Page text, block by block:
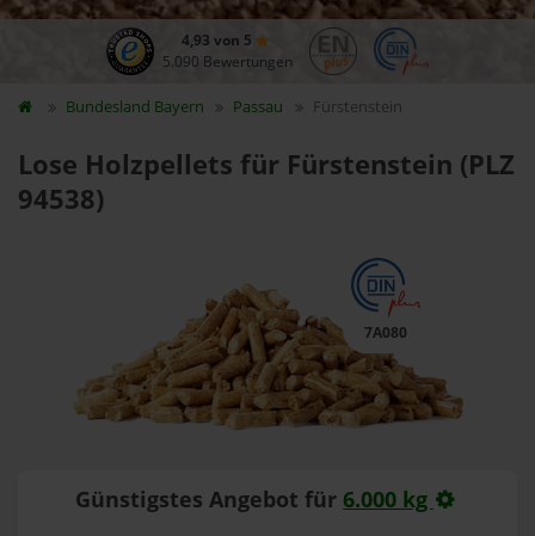
4,93 von 5
5.090 Bewertungen
Bundesland Bayern Passau Fürstenstein
Lose Holzpellets für Fürstenstein (PLZ
94538)
7A080
Günstigstes Angebot für 6.000 kg